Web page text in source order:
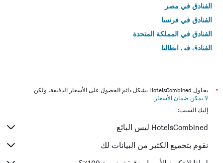
الفنادق في مصر
الفنادق في فرنسا
الفنادق في المملكة المتحدة
الفنادق في إيطاليا
*
يحاول HotelsCombined بشكل دائم الحصول على الأسعار الدقيقة، ولكن
لا يمكن ضمان الأسعار .
إليك السبب:
HotelsCombined ليس البائع
نقوم بتجميع الكثير من البيانات لك